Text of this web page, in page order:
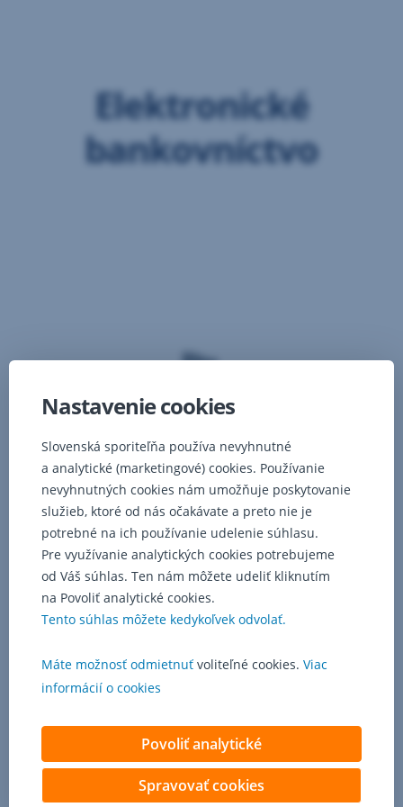
Elektronické
bankovníctvo
Nastavenie cookies
Slovenská sporiteľňa používa nevyhnutné
a analytické (marketingové) cookies. Používanie
nevyhnutných cookies nám umožňuje poskytovanie
služieb, ktoré od nás očakávate a preto nie je
potrebné na ich používanie udelenie súhlasu.
Pre využívanie analytických cookies potrebujeme
od Váš súhlas. Ten nám môžete udeliť kliknutím
na Povoliť analytické cookies.
Tento súhlas môžete kedykoľvek odvolať.
Máte možnosť odmietnuť voliteľné cookies. Viac
informácií o cookies
Povoliť analytické
Spravovať cookies